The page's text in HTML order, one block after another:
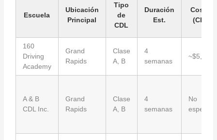
Escuela
Ubicación
Principal
Tipo
de
CDL
Duración
Est.
Costo
(Clase
160
Driving
Academy
Grand
Rapids
Clase
A, B
4
semanas
~$5,000
A & B
CDL Inc.
Grand
Rapids
Clase
A, B
4
semanas
No